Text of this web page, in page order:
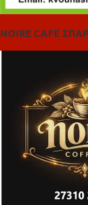
NOIRE CAFE